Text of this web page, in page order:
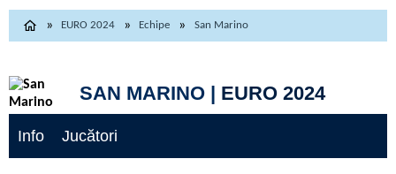
EURO 2024 Echipe San Marino
SAN MARINO | EURO 2024
Info Jucători